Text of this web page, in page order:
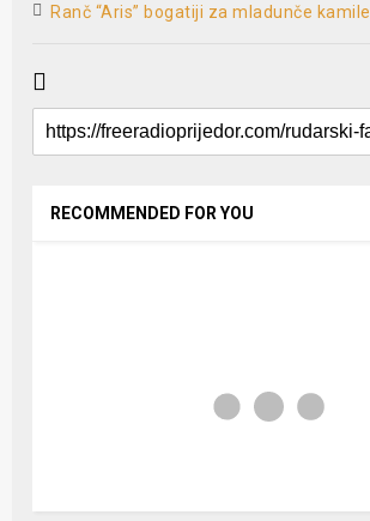
Ranč “Aris” bogatiji za mladunče kamile
RECOMMENDED FOR YOU